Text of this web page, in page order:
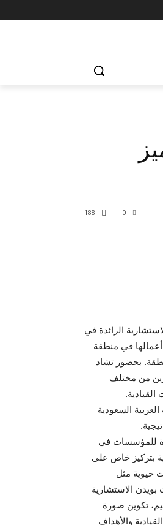
0
188
الشركة الاستشارية الرائدة في
البشرية، بمرور 25 عاماً على انطلاق أعمالها في منطقة
بحضور تشاد
من مختلف
السعودية
للمؤسسات في
بتركيز خاص على
حيوية مثل
بويدن الاستشارية
تكوين صورة
والأهداف